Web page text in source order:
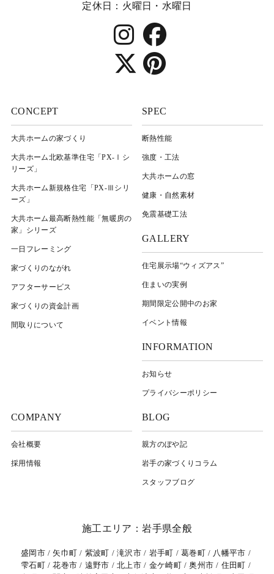
定休日：火曜日・水曜日
CONCEPT
大共ホームの家づくり
大共ホーム北欧基準住宅「PX-Ⅰシ
リーズ」
大共ホーム新規格住宅「PX-Ⅲシリ
ーズ」
大共ホーム最高断熱性能「無暖房の
家」シリーズ
一日フレーミング
家づくりのながれ
アフターサービス
家づくりの資金計画
間取りについて
SPEC
断熱性能
強度・工法
大共ホームの窓
健康・自然素材
免震基礎工法
GALLERY
住宅展示場“ウィズアス”
住まいの実例
期間限定公開中のお家
イベント情報
INFORMATION
お知らせ
プライバシーポリシー
COMPANY
会社概要
採用情報
BLOG
親方のぼや記
岩⼿の家づくりコラム
スタッフブログ
施工エリア：岩手県全般
盛岡市 矢巾町 紫波町 滝沢市 岩手町 葛巻町
八幡平市
雫石町
花巻市 遠野市 北上市 金ケ崎町 奥州市
住田町